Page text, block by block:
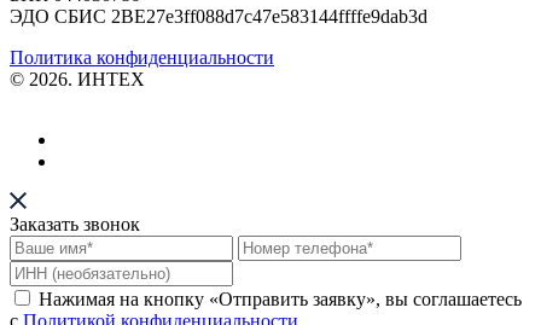
ЭДО СБИС 2BE27e3ff088d7c47e583144ffffe9dab3d
Политика конфиденциальности
© 2026. ИНТЕХ
Заказать звонок
Нажимая на кнопку «Отправить заявку», вы соглашаетесь
с Политикой конфиденциальности